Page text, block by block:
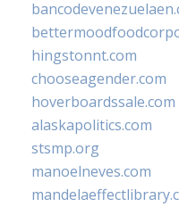
hingstonnt.com
chooseagender.com
hoverboardssale.com
alaskapolitics.com
stsmp.org
manoelneves.com